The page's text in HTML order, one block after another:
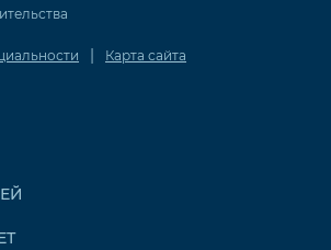
| Карта сайта